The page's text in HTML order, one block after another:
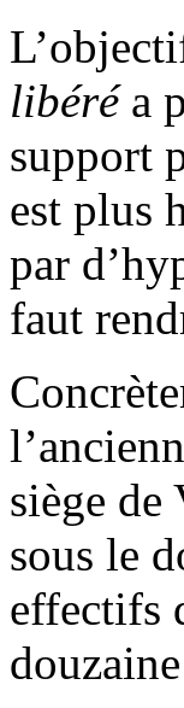
libéréa
support
est plus
par
faut
siège de
sous le
effectifs